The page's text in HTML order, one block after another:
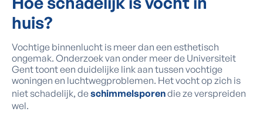
huis?
Vochtige binnenlucht is meer dan een esthetisch
ongemak. Onderzoek van onder meer de Universiteit
Gent toont een duidelijke link aan tussen vochtige
woningen en luchtwegproblemen. Het vocht op zich is
niet schadelijk, deschimmelsporendie ze verspreiden
wel.